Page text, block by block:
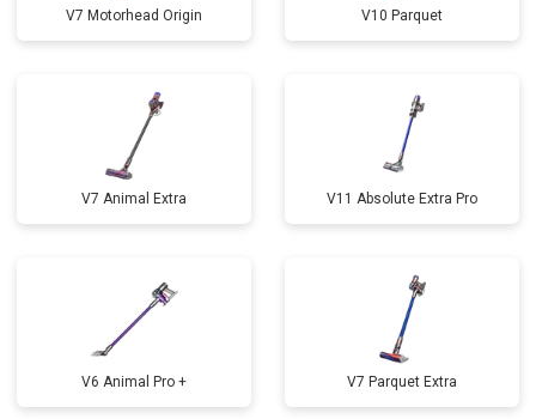
V7 Motorhead Origin V10 Parquet
V7 Animal Extra V11 Absolute Extra Pro
V6 Animal Pro + V7 Parquet Extra